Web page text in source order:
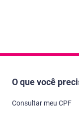
O que você
Consultar meu CPF